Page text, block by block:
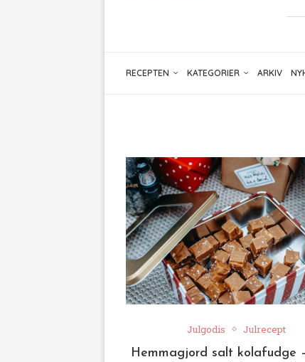
RECEPTEN KATEGORIER ARKIV
Julgodis Julrecept
Hemmagjord salt kolafudge